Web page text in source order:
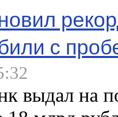
с
выдал на